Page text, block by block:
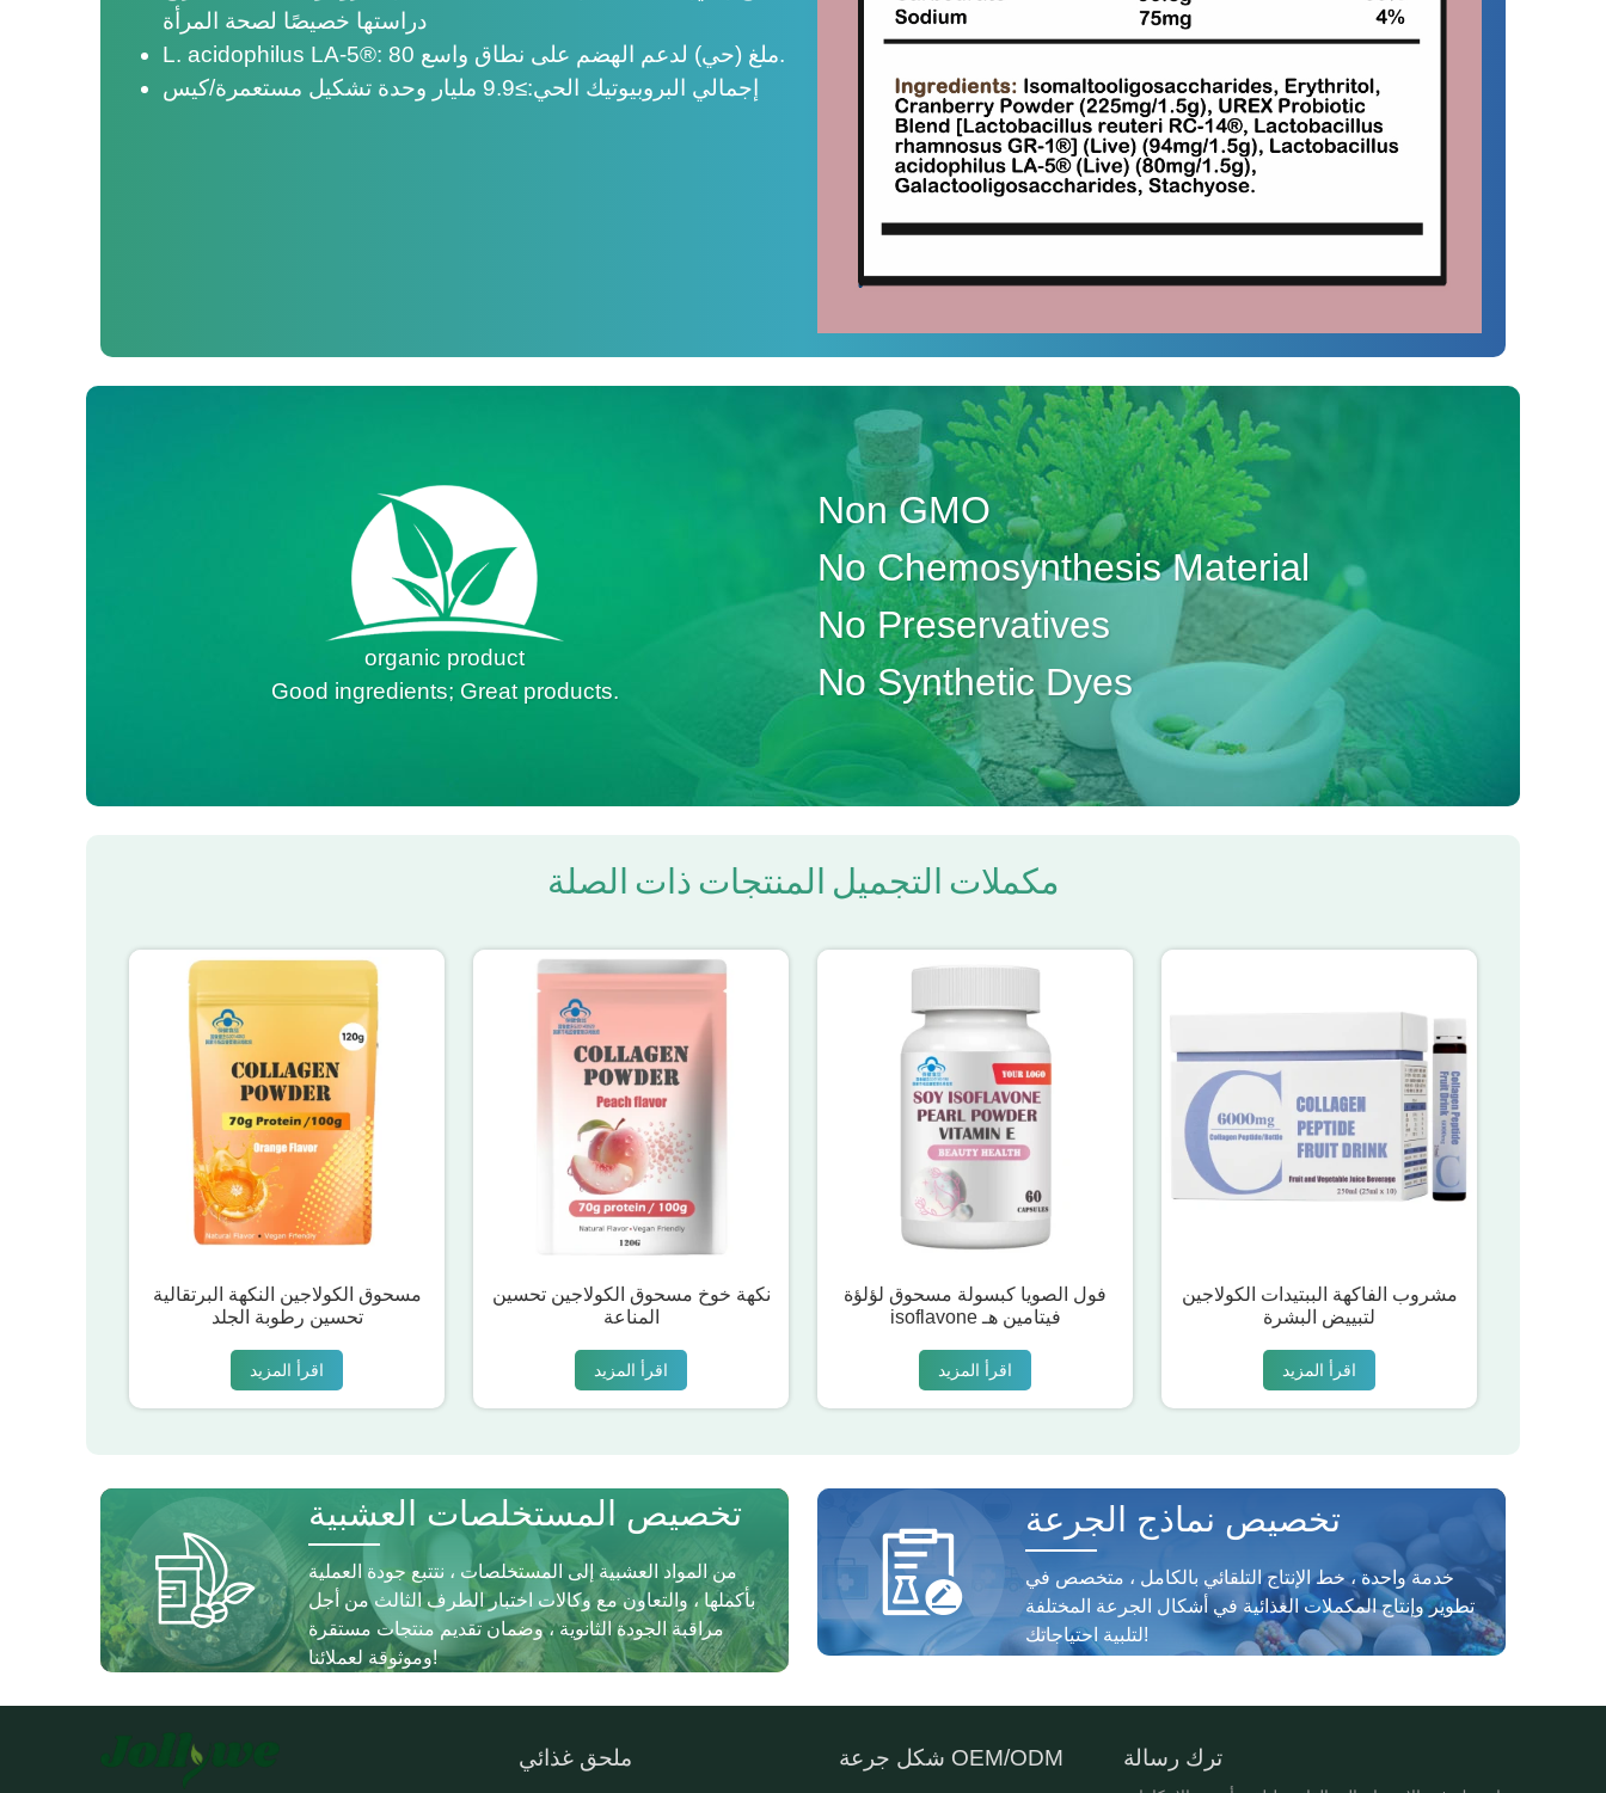
دراستها خصيصًا لصحة المرأة
L. acidophilus LA-5®: 80 ملغ (حي) لدعم الهضم على نطاق واسع.
إجمالي البروبيوتيك الحي:≥9.9 مليار وحدة تشكيل مستعمرة/كيس
organic product
Good ingredients; Great products.
Non GMO
No Chemosynthesis Material
No Preservatives
No Synthetic Dyes
مكملات التجميل المنتجات ذات الصلة
مسحوق الكولاجين النكهة البرتقالية
تحسين رطوبة الجلد
اقرأ المزيد
نكهة خوخ مسحوق الكولاجين تحسين
المناعة
اقرأ المزيد
فول الصويا كبسولة مسحوق لؤلؤة
isoflavone فيتامين هـ
اقرأ المزيد
مشروب الفاكهة الببتيدات الكولاجين
لتبييض البشرة
اقرأ المزيد
تخصيص المستخلصات العشبية
من المواد العشبية إلى المستخلصات ، نتتبع جودة العملية
بأكملها ، والتعاون مع وكالات اختبار الطرف الثالث من أجل
مراقبة الجودة الثانوية ، وضمان تقديم منتجات مستقرة
وموثوقة لعملائنا!
تخصيص نماذج الجرعة
خدمة واحدة ، خط الإنتاج التلقائي بالكامل ، متخصص في
تطوير وإنتاج المكملات الغذائية في أشكال الجرعة المختلفة
لتلبية احتياجاتك!
ملحق غذائي شكل جرعة OEM/ODM ترك رسالة